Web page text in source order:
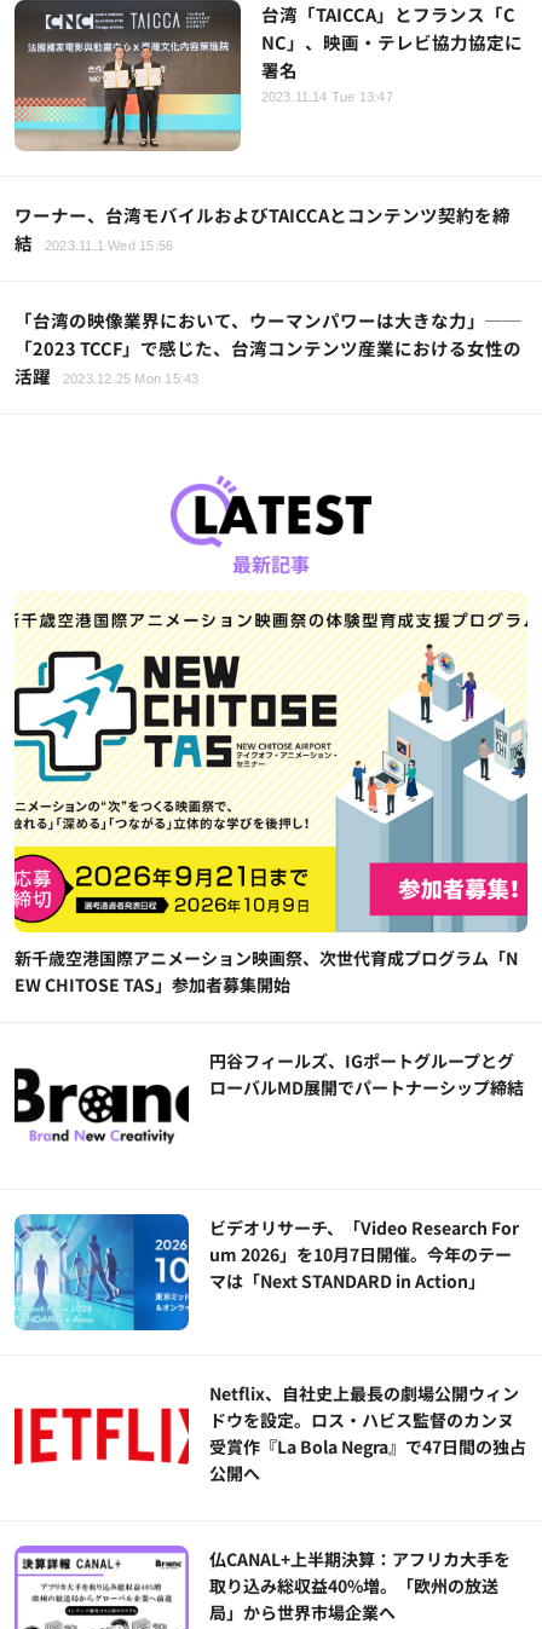
台湾「TAICCA」とフランス「C
NC」、映画・テレビ協力協定に
署名
2023.11.14 Tue 13:47
ワーナー、台湾モバイルおよびTAICCAとコンテンツ契約を締
結
2023.11.1 Wed 15:56
「台湾の映像業界において、ウーマンパワーは大きな力」──
「2023 TCCF」で感じた、台湾コンテンツ産業における女性の
活躍
2023.12.25 Mon 15:43
最新記事
新千歳空港国際アニメーション映画祭、次世代育成プログラム「N
EW CHITOSE TAS」参加者募集開始
円谷フィールズ、IGポートグループとグ
ローバルMD展開でパートナーシップ締結
ビデオリサーチ、「Video Research For
um 2026」を10月7日開催。今年のテー
マは「Next STANDARD in Action」
Netflix、自社史上最長の劇場公開ウィン
ドウを設定。ロス・ハビス監督のカンヌ
受賞作『La Bola Negra』で47日間の独占
公開へ
仏CANAL+上半期決算：アフリカ大手を
取り込み総収益40%増。「欧州の放送
局」から世界市場企業へ